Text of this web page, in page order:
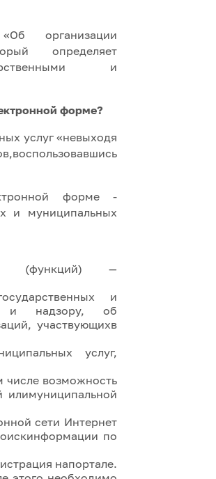
организации
определяет
и
форме?
услуг «невыходя
форме -
и муниципальных
(функций) —
и
и надзору, об
участвующихв
услуг,
возможность
илимуниципальной
сети Интернет
по
напортале.